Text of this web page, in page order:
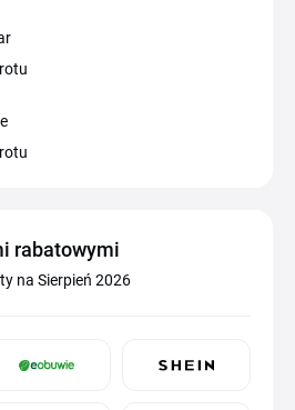
rabatowymi
na Sierpień 2026